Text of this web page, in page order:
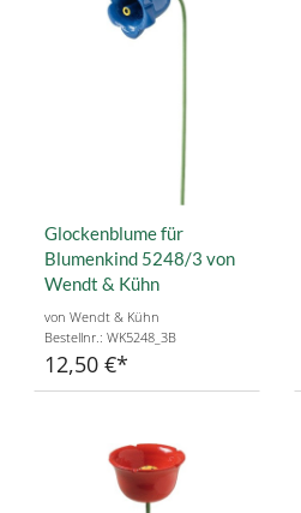
Glockenblume für
Blumenkind 5248/3 von
Wendt & Kühn
von Wendt & Kühn
Bestellnr.: WK5248_3B
12,50 €